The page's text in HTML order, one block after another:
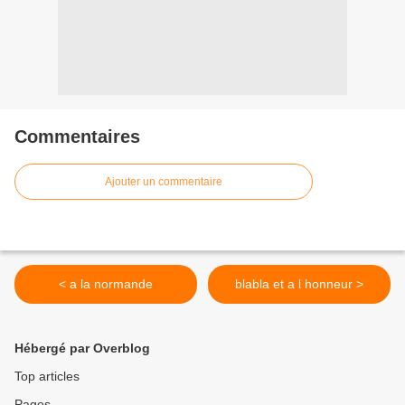
Commentaires
Ajouter un commentaire
< a la normande blabla et a l honneur >
Hébergé par Overblog
Top articles